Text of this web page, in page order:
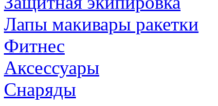
Лапы макивары ракетки
Фитнес
Аксессуары
Снаряды